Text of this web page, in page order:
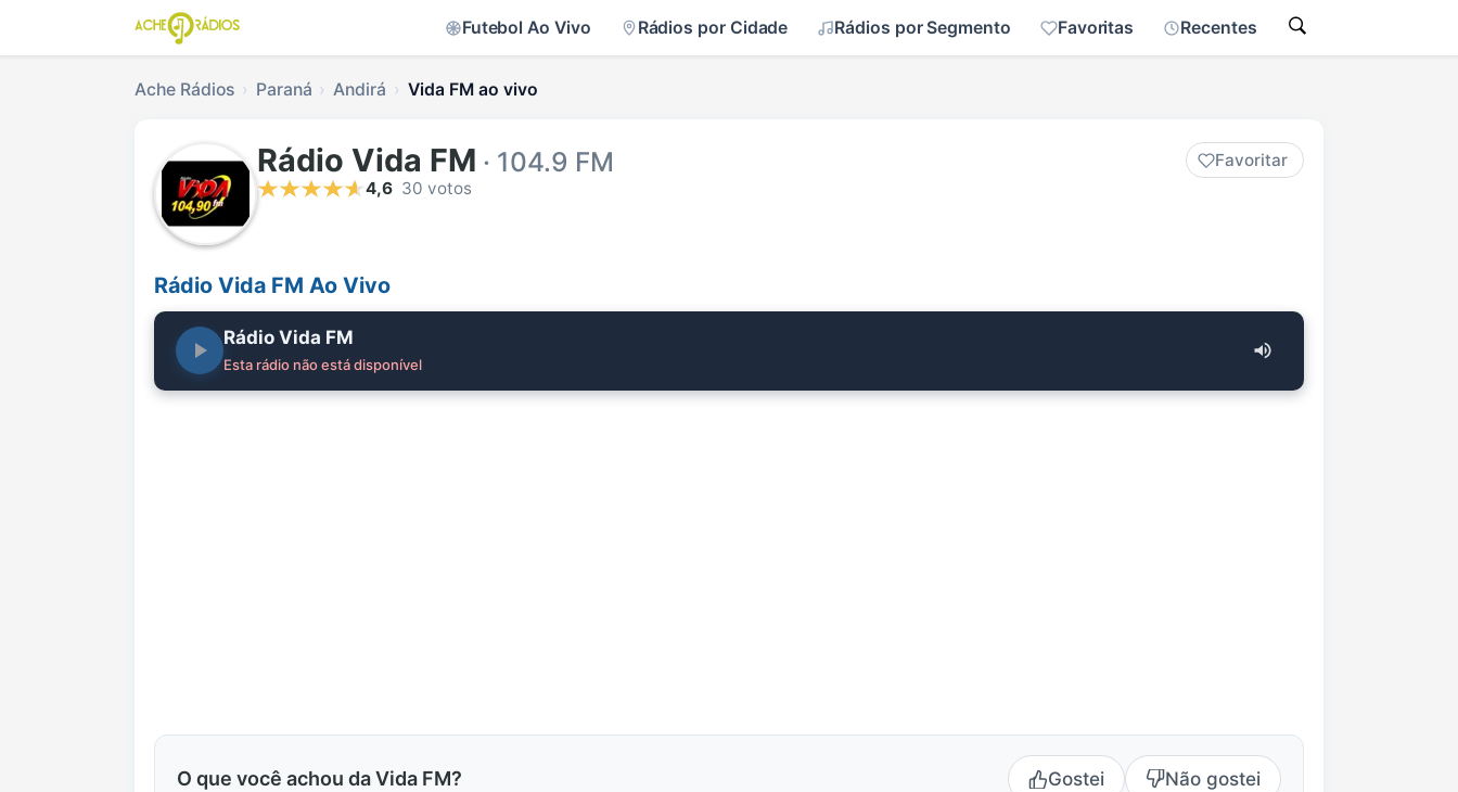
Futebol Ao Vivo Rádios por Cidade Rádios por Segmento Favoritas Recentes
Ache Rádios Paraná Andirá Vida FM ao vivo
Rádio Vida FM · 104.9 FM
Favoritar
4,6 30 votos
Rádio Vida FM Ao Vivo
Rádio Vida FM
Esta rádio não está disponível
O que você achou da Vida FM? Gostei Não gostei